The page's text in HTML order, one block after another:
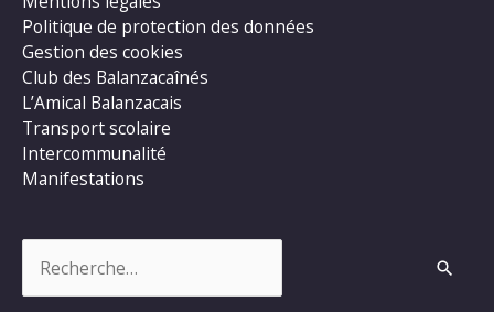
Politique de protection des données
Gestion des cookies
Club des Balanzacaînés
L’Amical Balanzacais
Transport scolaire
Intercommunalité
Manifestations